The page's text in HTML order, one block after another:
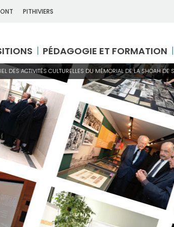
PITHIVIERS
PÉDAGOGIE ET FORMATION
DES ACTIVITÉS CULTURELLES DU MÉMORIAL DE LA SHOAH